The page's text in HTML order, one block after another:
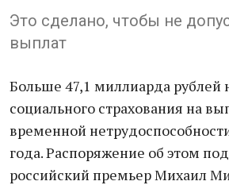
Это сделано, чтобы не
выплат
Больше 47,1 миллиарда рублей
социального страхования на
временной
года. Распоряжение об этом
российский премьер Михаил